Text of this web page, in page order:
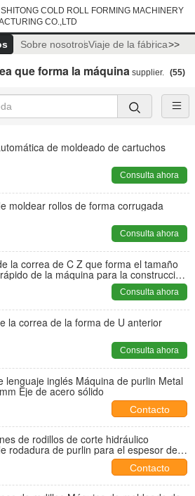
SHITONG COLD ROLL FORMING MACHINERY
CO.,LTD
Sobre nosotrosViaje de la fábrica>>
que forma la máquina supplier. (55)
de moldeado de cartuchos
Consulta ahora
moldear rollos de forma corrugada
Consulta ahora
la correa de C Z que forma el tamaño
de la máquina para la construcción
Consulta ahora
la correa de la forma de U anterior
Consulta ahora
lenguaje inglés Máquina de purlin Metal
Eje de acero sólido
Contacto
de rodillos de corte hidráulico
rodadura de purlin para el espesor de la
Contacto